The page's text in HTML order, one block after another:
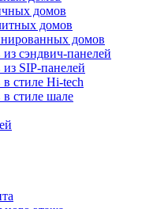
домов
домов
домов
сэндвич-панелей
SIP-панелей
стиле Hi-tech
в стиле шале